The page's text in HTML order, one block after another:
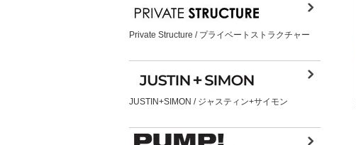
Private Structure / プライベートストラクチャー
JUSTIN+SIMON / ジャスティン+サイモン